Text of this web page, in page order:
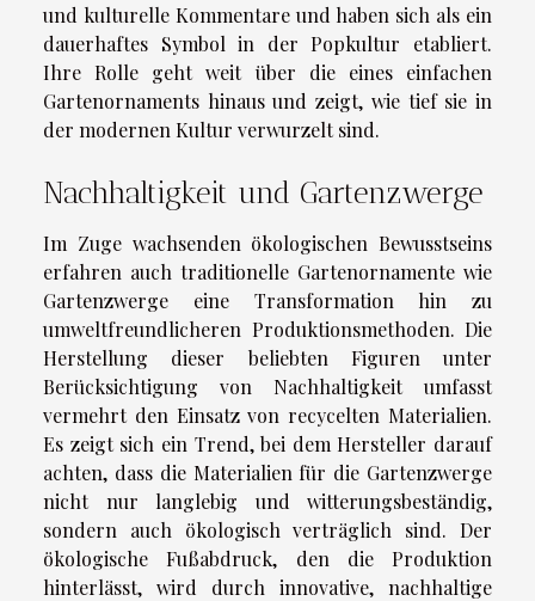
und kulturelle Kommentare und haben sich als ein
dauerhaftes Symbol in der Popkultur etabliert.
Ihre Rolle geht weit über die eines einfachen
Gartenornaments hinaus und zeigt, wie tief sie in
der modernen Kultur verwurzelt sind.
Nachhaltigkeit und Gartenzwerge
Im Zuge wachsenden ökologischen Bewusstseins
erfahren auch traditionelle Gartenornamente wie
Gartenzwerge eine Transformation hin zu
umweltfreundlicheren Produktionsmethoden. Die
Herstellung dieser beliebten Figuren unter
Berücksichtigung von Nachhaltigkeit umfasst
vermehrt den Einsatz von recycelten Materialien.
Es zeigt sich ein Trend, bei dem Hersteller darauf
achten, dass die Materialien für die Gartenzwerge
nicht nur langlebig und witterungsbeständig,
sondern auch ökologisch verträglich sind. Der
ökologische Fußabdruck, den die Produktion
hinterlässt, wird durch innovative, nachhaltige